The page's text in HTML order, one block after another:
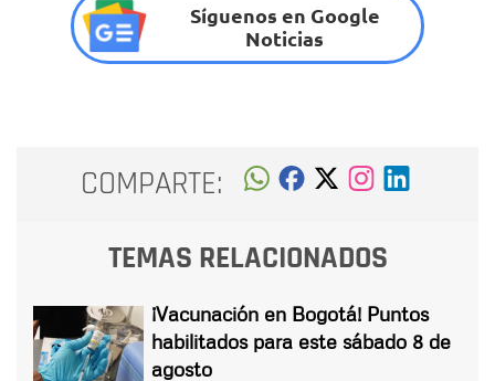
Síguenos en Google
Noticias
COMPARTE:
TEMAS RELACIONADOS
¡Vacunación en Bogotá! Puntos
habilitados para este sábado 8 de
agosto